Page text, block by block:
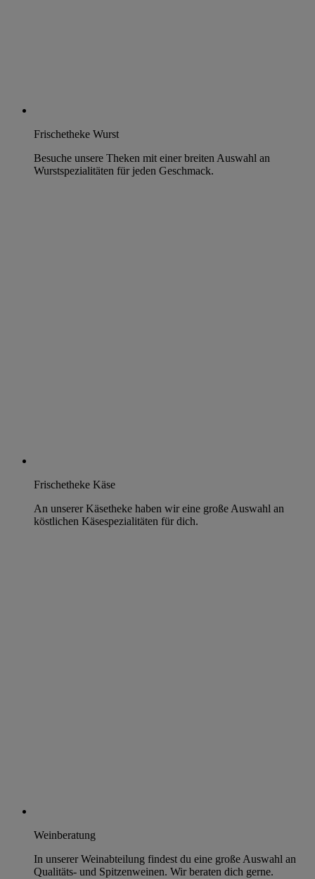
Frischetheke Wurst
Besuche unsere Theken mit einer breiten Auswahl an
Wurstspezialitäten für jeden Geschmack.
Frischetheke Käse
An unserer Käsetheke haben wir eine große Auswahl an
köstlichen Käsespezialitäten für dich.
Weinberatung
In unserer Weinabteilung findest du eine große Auswahl an
Qualitäts- und Spitzenweinen. Wir beraten dich gerne.